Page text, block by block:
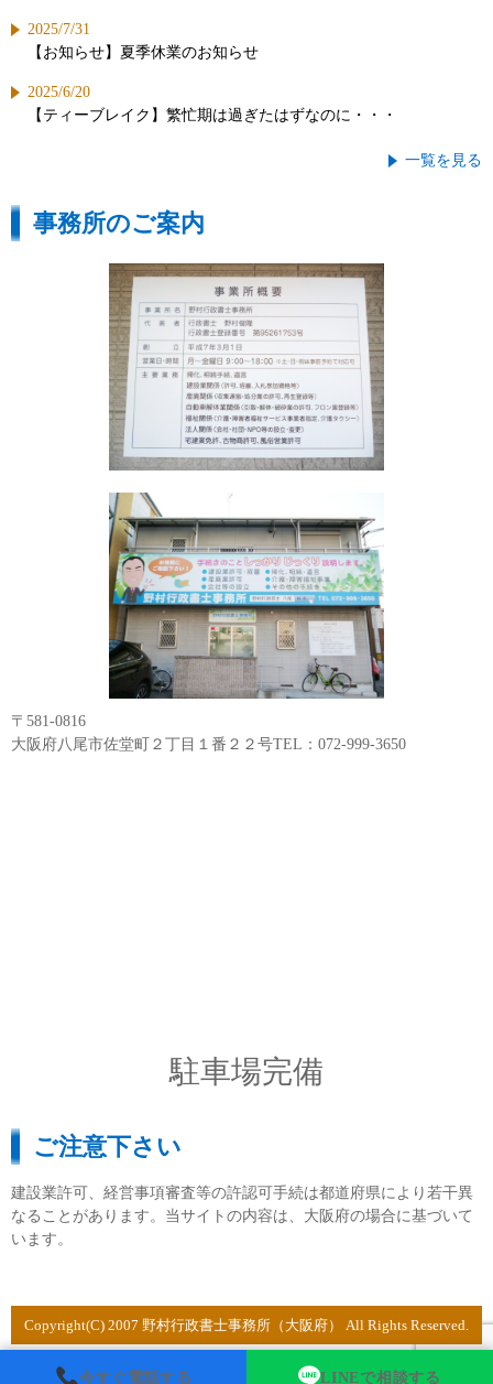
2025/7/31
【お知らせ】夏季休業のお知らせ
2025/6/20
【ティーブレイク】繁忙期は過ぎたはずなのに・・・
一覧を見る
事務所のご案内
〒581-0816
大阪府八尾市佐堂町２丁目１番２２号TEL：072-999-3650
駐車場完備
ご注意下さい
建設業許可、経営事項審査等の許認可手続は都道府県により若干異
なることがあります。当サイトの内容は、大阪府の場合に基づいて
います。
Copyright(C) 2007 野村行政書士事務所（大阪府） All Rights Reserved.
今すぐ電話する LINEで相談する